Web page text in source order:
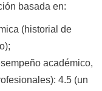
basada en:
(historial de
académico,
4.5 (un